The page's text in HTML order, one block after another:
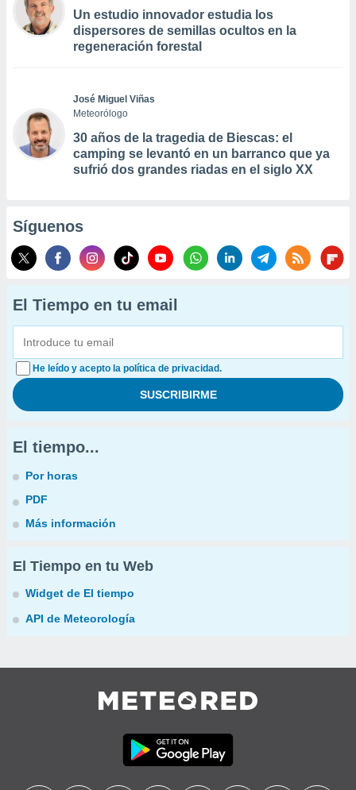
Un estudio innovador estudia los
dispersores de semillas ocultos en la
regeneración forestal
José Miguel Viñas
Meteorólogo
30 años de la tragedia de Biescas: el
camping se levantó en un barranco que ya
sufrió dos grandes riadas en el siglo XX
Síguenos
El Tiempo en tu email
He leído y acepto la política de privacidad.
El tiempo...
Por horas
PDF
Más información
El Tiempo en tu Web
Widget de El tiempo
API de Meteorología